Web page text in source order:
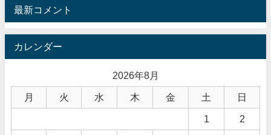
最新コメント
カレンダー
2026年8月
月 火 水 木 金 土 日
1 2